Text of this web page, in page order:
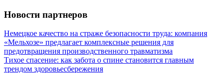
Новости партнеров
Немецкое качество на страже безопасности труда: компания
«Мельхозе» предлагает комплексные решения для
предотвращения производственного травматизма
Тихое спасение: как забота о спине становится главным
трендом здоровьесбережения